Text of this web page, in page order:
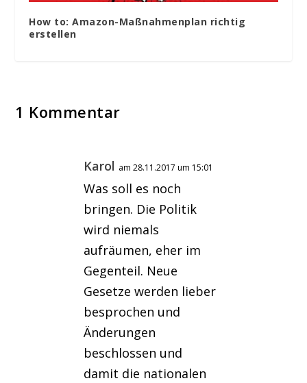
How to: Amazon-Maßnahmenplan richtig
erstellen
1 Kommentar
Karol am 28.11.2017 um 15:01
Was soll es noch
bringen. Die Politik
wird niemals
aufräumen, eher im
Gegenteil. Neue
Gesetze werden lieber
besprochen und
Änderungen
beschlossen und
damit die nationalen